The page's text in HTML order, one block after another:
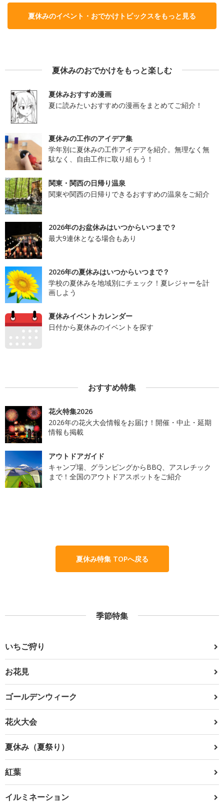
夏休みのイベント・おでかけトピックスをもっと見る
夏休みのおでかけをもっと楽しむ
夏休みおすすめ漫画
夏に読みたいおすすめの漫画をまとめてご紹介！
夏休みの工作のアイデア集
学年別に夏休みの工作アイデアを紹介。無理なく無
駄なく、自由工作に取り組もう！
関東・関西の日帰り温泉
関東や関西の日帰りできるおすすめの温泉をご紹介
2026年のお盆休みはいつからいつまで？
最大9連休となる場合もあり
2026年の夏休みはいつからいつまで？
学校の夏休みを地域別にチェック！夏レジャーを計
画しよう
夏休みイベントカレンダー
日付から夏休みのイベントを探す
おすすめ特集
花火特集2026
2026年の花火大会情報をお届け！開催・中止・延期
情報も掲載
アウトドアガイド
キャンプ場、グランピングからBBQ、アスレチック
まで！全国のアウトドアスポットをご紹介
夏休み特集 TOPへ戻る
季節特集
いちご狩り
お花見
ゴールデンウィーク
花火大会
夏休み（夏祭り）
紅葉
イルミネーション